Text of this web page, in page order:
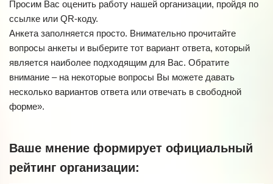
Просим Вас оценить работу нашей организации, пройдя по
ссылке или QR-коду.
Анкета заполняется просто. Внимательно прочитайте
вопросы анкеты и выберите тот вариант ответа, который
является наиболее подходящим для Вас. Обратите
внимание – на некоторые вопросы Вы можете давать
несколько вариантов ответа или отвечать в свободной
форме».
Ваше мнение формирует официальный
рейтинг организации: